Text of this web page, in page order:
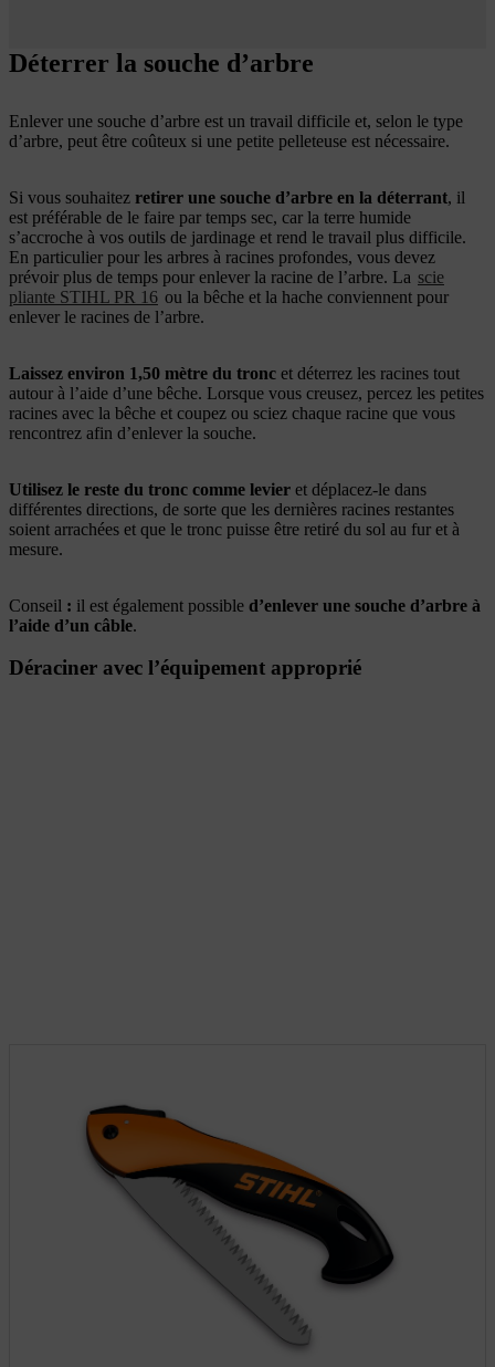
Déterrer la souche d’arbre
Enlever une souche d’arbre est un travail difficile et, selon le type
d’arbre, peut être coûteux si une petite pelleteuse est nécessaire.
Si vous souhaitez retirer une souche d’arbre en la déterrant, il
est préférable de le faire par temps sec, car la terre humide
s’accroche à vos outils de jardinage et rend le travail plus difficile.
En particulier pour les arbres à racines profondes, vous devez
prévoir plus de temps pour enlever la racine de l’arbre. La scie
pliante STIHL PR 16 ou la bêche et la hache conviennent pour
enlever le racines de l’arbre.
Laissez environ 1,50 mètre du tronc et déterrez les racines tout
autour à l’aide d’une bêche. Lorsque vous creusez, percez les petites
racines avec la bêche et coupez ou sciez chaque racine que vous
rencontrez afin d’enlever la souche.
Utilisez le reste du tronc comme levier et déplacez-le dans
différentes directions, de sorte que les dernières racines restantes
soient arrachées et que le tronc puisse être retiré du sol au fur et à
mesure.
Conseil : il est également possible d’enlever une souche d’arbre à
l’aide d’un câble.
Déraciner avec l’équipement approprié